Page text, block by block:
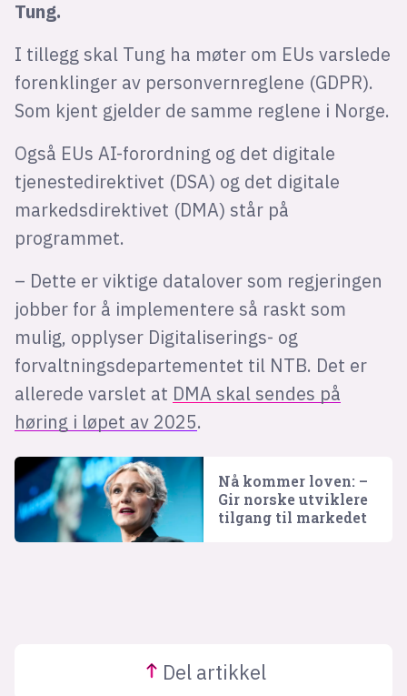
Tung.
I tillegg skal Tung ha møter om EUs varslede
forenklinger av personvernreglene (GDPR).
Som kjent gjelder de samme reglene i Norge.
Også EUs AI-forordning og det digitale
tjenestedirektivet (DSA) og det digitale
markedsdirektivet (DMA) står på
programmet.
– Dette er viktige datalover som regjeringen
jobber for å implementere så raskt som
mulig, opplyser Digitaliserings- og
forvaltningsdepartementet til NTB. Det er
allerede varslet at DMA skal sendes på
høring i løpet av 2025.
Nå kommer loven: –
Gir norske utviklere
tilgang til markedet
Del artikkel